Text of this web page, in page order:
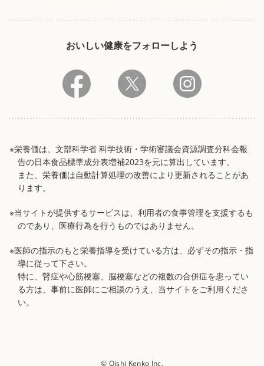
おいしい健康をフォローしよう
※栄養価は、文部科学省 科学技術・学術審議会資源調査分科会報
告の日本食品標準成分表増補2023を元に算出しています。
また、栄養価は自動計算処理の改善により更新されることがあ
ります。
※当サイトが提供するサービスは、利用者の食事管理を支援するも
のであり、医療行為を行うものではありません。
※医師の指示のもと栄養指導を受けている方は、必ずその指示・指
導に従って下さい。
特に、腎症や心筋梗塞、脳梗塞などの複数の合併症を患ってい
る方は、事前に医師にご相談のうえ、当サイトをご利用くださ
い。
© Oishi Kenko Inc.